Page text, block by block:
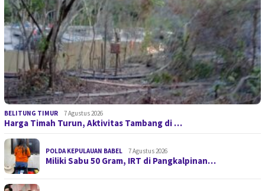
BELITUNG TIMUR 7 Agustus 2026
Harga Timah Turun, Aktivitas Tambang di …
POLDA KEPULAUAN BABEL 7 Agustus 2026
Miliki Sabu 50 Gram, IRT di Pangkalpinan…